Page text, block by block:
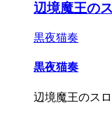
辺境魔王の
黒夜猫奏
黒夜猫奏
辺境魔王のス